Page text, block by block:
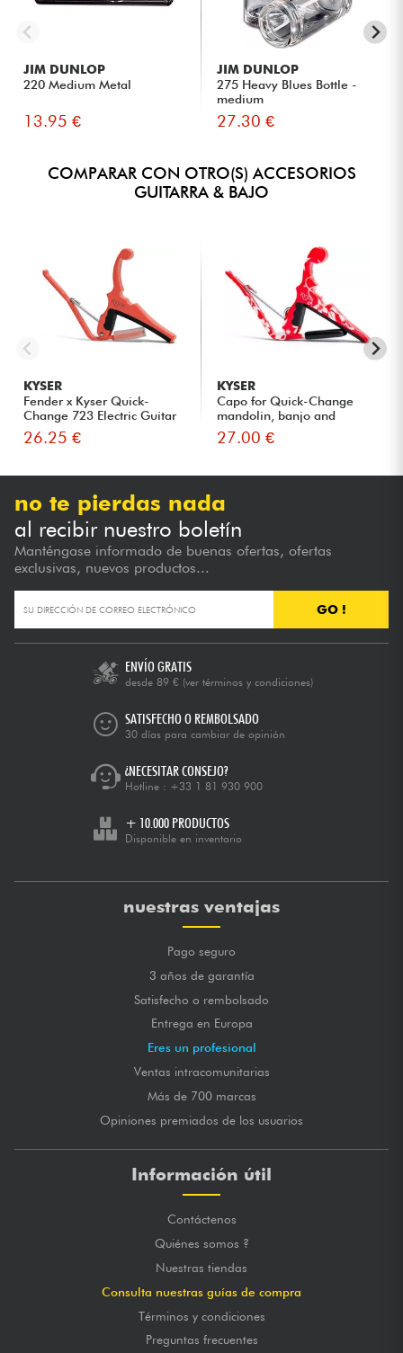
JIM DUNLOP
220 Medium Metal
13.95 €
JIM DUNLOP
275 Heavy Blues Bottle -
medium
27.30 €
COMPARAR CON OTRO(S) ACCESORIOS
GUITARRA & BAJO
KYSER
Fender x Kyser Quick-
Change 723 Electric Guitar
Ca...
26.25 €
KYSER
Capo for Quick-Change
mandolin, banjo and
ukulele
27.00 €
no te pierdas nada
al recibir nuestro boletín
Manténgase informado de buenas ofertas, ofertas
exclusivas, nuevos productos...
GO !
ENVÍO GRATIS
desde 89 € (ver términos y condiciones)
SATISFECHO O REMBOLSADO
30 días para cambiar de opinión
¿NECESITAR CONSEJO?
Hotline : +33 1 81 930 900
+ 10.000 PRODUCTOS
Disponible en inventario
nuestras ventajas
Pago seguro
3 años de garantía
Satisfecho o rembolsado
Entrega en Europa
Eres un profesional
Ventas intracomunitarias
Más de 700 marcas
Opiniones premiados de los usuarios
Información útil
Contáctenos
Quiénes somos ?
Nuestras tiendas
Consulta nuestras guías de compra
Términos y condiciones
Preguntas frecuentes